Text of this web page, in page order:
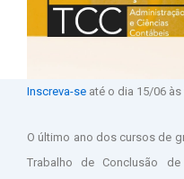
Inscreva-se até o dia 15/06 às
O último ano dos cursos de
Trabalho de Conclusão